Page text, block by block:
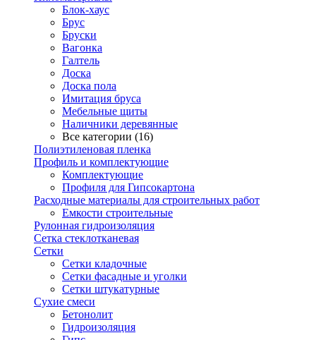
Блок-хаус
Брус
Бруски
Вагонка
Галтель
Доска
Доска пола
Имитация бруса
Мебельные щиты
Наличники деревянные
Все категории (16)
Полиэтиленовая пленка
Профиль и комплектующие
Комплектующие
Профиля для Гипсокартона
Расходные материалы для строительных работ
Емкости строительные
Рулонная гидроизоляция
Сетка стеклотканевая
Сетки
Сетки кладочные
Сетки фасадные и уголки
Сетки штукатурные
Сухие смеси
Бетонолит
Гидроизоляция